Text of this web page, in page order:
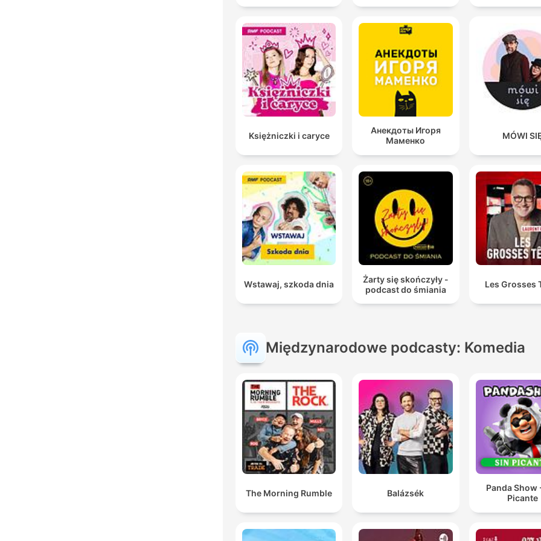
Księżniczki i caryce
Анекдоты Игоря
Маменко
MÓWI
Wstawaj, szkoda dnia
Żarty się skończyły -
podcast do śmiania
Les Grosses
Międzynarodowe podcasty: Komedia
The Morning Rumble Balázsék
Panda Show
Picante